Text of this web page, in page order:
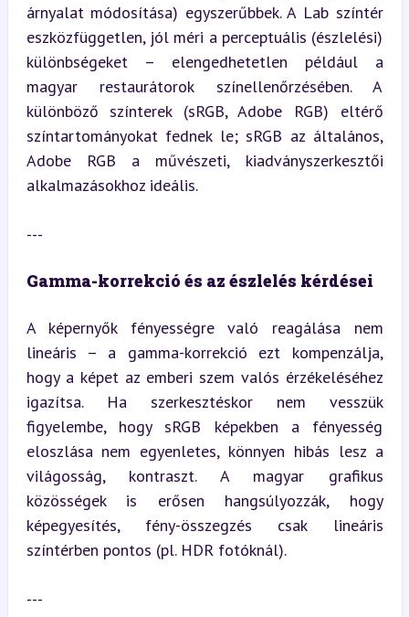
árnyalat módosítása) egyszerűbbek. A Lab színtér
eszközfüggetlen, jól méri a perceptuális (észlelési)
különbségeket – elengedhetetlen például a
magyar restaurátorok színellenőrzésében. A
különböző színterek (sRGB, Adobe RGB) eltérő
színtartományokat fednek le; sRGB az általános,
Adobe RGB a művészeti, kiadványszerkesztői
alkalmazásokhoz ideális.
---
Gamma-korrekció és az észlelés kérdései
A képernyők fényességre való reagálása nem
lineáris – a gamma-korrekció ezt kompenzálja,
hogy a képet az emberi szem valós érzékeléséhez
igazítsa. Ha szerkesztéskor nem vesszük
figyelembe, hogy sRGB képekben a fényesség
eloszlása nem egyenletes, könnyen hibás lesz a
világosság, kontraszt. A magyar grafikus
közösségek is erősen hangsúlyozzák, hogy
képegyesítés, fény-összegzés csak lineáris
színtérben pontos (pl. HDR fotóknál).
---